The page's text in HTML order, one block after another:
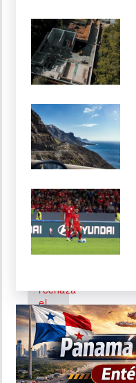
Capira:
Nuevo
puente
sobre
el
Perequeté
lleva
15%
de
avance
08,
2026
rechaza
el
nuevo
concepto
de
Policía
Municipal: